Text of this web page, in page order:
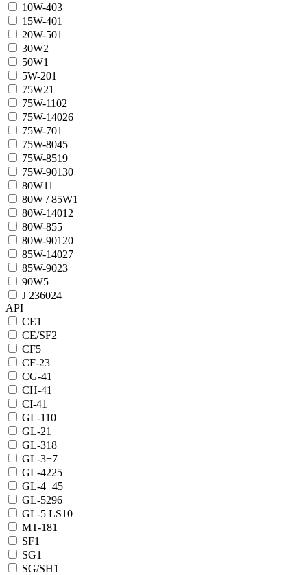
10W-403
15W-401
20W-501
30W2
50W1
5W-201
75W21
75W-1102
75W-14026
75W-701
75W-8045
75W-8519
75W-90130
80W11
80W / 85W1
80W-14012
80W-855
80W-90120
85W-14027
85W-9023
90W5
J 236024
API
CE1
CE/SF2
CF5
CF-23
CG-41
CH-41
CI-41
GL-110
GL-21
GL-318
GL-3+7
GL-4225
GL-4+45
GL-5296
GL-5 LS10
MT-181
SF1
SG1
SG/SH1